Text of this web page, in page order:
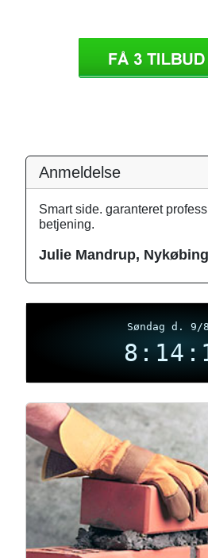
Anmeldelse
Smart side. garanteret
betjening.
Julie Mandrup, Nykøbing
Søndag d. 9/